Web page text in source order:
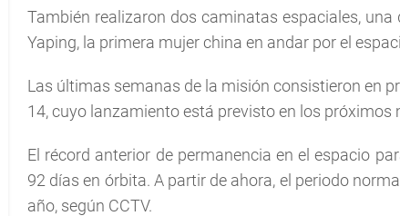
También realizaron dos caminatas espaciales,
Yaping, la primera mujer china en andar por el
Las últimas semanas de la misión consistieron en
14, cuyo lanzamiento está previsto en los próximos
El récord anterior de permanencia en el espacio
92 días en órbita. A partir de ahora, el periodo
año, según CCTV.